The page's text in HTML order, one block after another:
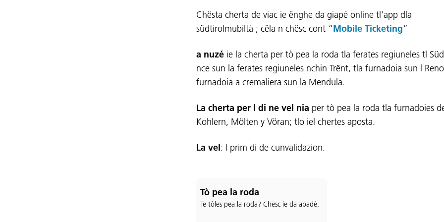
Chësta cherta de viac ie ënghe da giapé online tl’app dla
südtirolmubiltà ; cëla n chësc cont “Mobile Ticketing”
a nuzé ie la cherta per tò pea la roda tla ferates regiuneles tl
nce sun la ferates regiuneles nchin Trënt, tla furnadoia sun l
furnadoia a cremaliera sun la Mendula.
La cherta per l di ne vel nia per tò pea la roda tla furnadoies
Kohlern, Mölten y Vöran; tlo iel chertes aposta.
La vel: l prim di de cunvalidazion.
Tò pea la roda
Te tòles pea la roda? Chësc ie da abadé.